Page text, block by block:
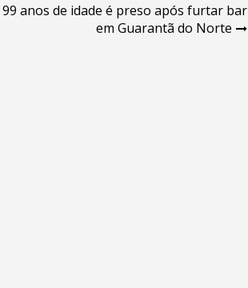
99 anos de idade é preso após furtar bar
em Guarantã do Norte